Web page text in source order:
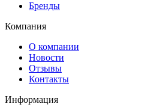
Бренды
Компания
О компании
Новости
Отзывы
Контакты
Информация